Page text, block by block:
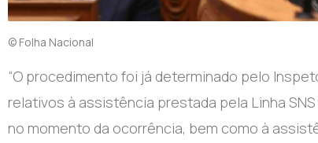
© Folha Nacional
“O procedimento foi já determinado pelo
relativos à assistência prestada pela Linha
no momento da ocorrência, bem como à